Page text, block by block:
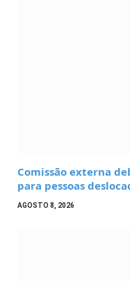
Comissão externa
para pessoas
AGOSTO 8, 2026